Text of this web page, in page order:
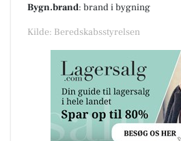
Bygn.brand: brand i bygning
Kilde: Beredskabsstyrelsen